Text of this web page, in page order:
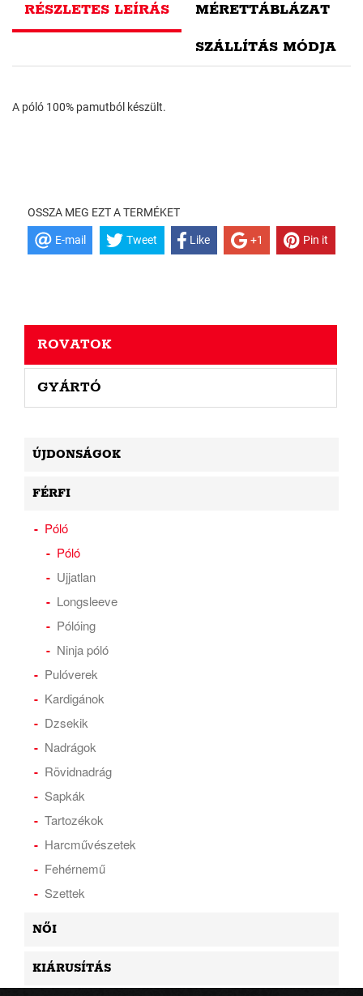
RÉSZLETES LEÍRÁS MÉRETTÁBLÁZAT
SZÁLLÍTÁS MÓDJA
A póló 100% pamutból készült.
OSSZA MEG EZT A TERMÉKET
E-mail Tweet Like +1 Pin it
ROVATOK
GYÁRTÓ
ÚJDONSÁGOK
FÉRFI
Póló
Póló
Ujjatlan
Longsleeve
Pólóing
Ninja póló
Pulóverek
Kardigánok
Dzsekik
Nadrágok
Rövidnadrág
Sapkák
Tartozékok
Harcművészetek
Fehérnemű
Szettek
NŐI
KIÁRUSÍTÁS